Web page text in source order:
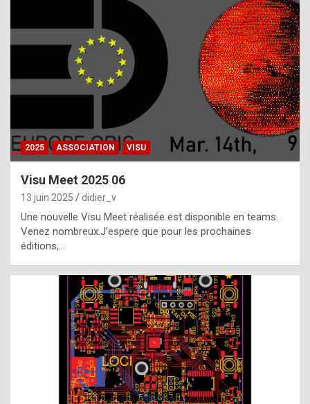
h
a
t
t
e
b
e
s
t
p
h
2025 ASSOCIATION VISU
Visu Meet 2025 06
13 juin 2025 didier_v
Une nouvelle Visu Meet réalisée est disponible en teams.
Venez nombreux.J’espere que pour les prochaines
éditions,…